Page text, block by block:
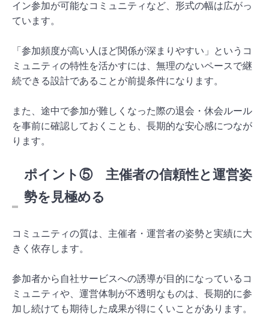
イン参加が可能なコミュニティなど、形式の幅は広がっ
ています。
「参加頻度が高い人ほど関係が深まりやすい」というコ
ミュニティの特性を活かすには、無理のないペースで継
続できる設計であることが前提条件になります。
また、途中で参加が難しくなった際の退会・休会ルール
を事前に確認しておくことも、長期的な安心感につなが
ります。
ポイント⑤ 主催者の信頼性と運営姿
勢を見極める
コミュニティの質は、主催者・運営者の姿勢と実績に大
きく依存します。
参加者から自社サービスへの誘導が目的になっているコ
ミュニティや、運営体制が不透明なものは、長期的に参
加し続けても期待した成果が得にくいことがあります。